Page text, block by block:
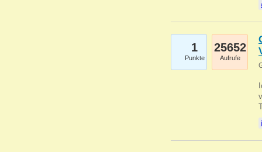
1
Punkte
25652
Aufrufe